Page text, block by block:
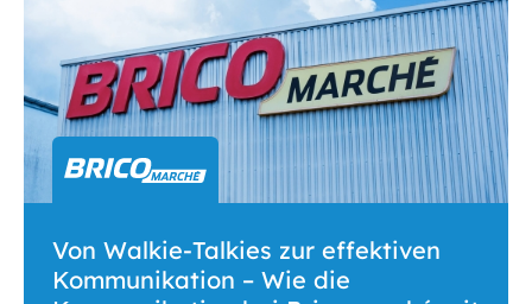
Von Walkie-Talkies zur effektiven
Kommunikation – Wie die